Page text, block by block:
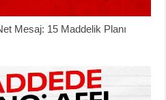
Mesaj: 15 Maddelik Planı